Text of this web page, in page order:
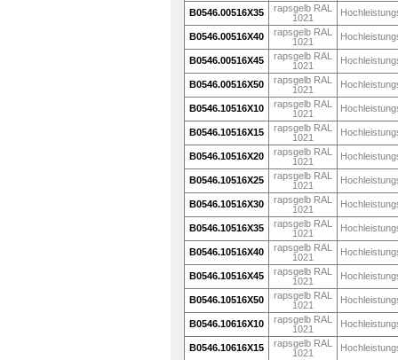
B0546.00516X35
rapsgelb RAL
1021
B0546.00516X40
rapsgelb RAL
1021
B0546.00516X45
rapsgelb RAL
1021
B0546.00516X50
rapsgelb RAL
1021
B0546.10516X10
rapsgelb RAL
1021
B0546.10516X15
rapsgelb RAL
1021
B0546.10516X20
rapsgelb RAL
1021
B0546.10516X25
rapsgelb RAL
1021
B0546.10516X30
rapsgelb RAL
1021
B0546.10516X35
rapsgelb RAL
1021
B0546.10516X40
rapsgelb RAL
1021
B0546.10516X45
rapsgelb RAL
1021
B0546.10516X50
rapsgelb RAL
1021
B0546.10616X10
rapsgelb RAL
1021
B0546.10616X15
rapsgelb RAL
1021